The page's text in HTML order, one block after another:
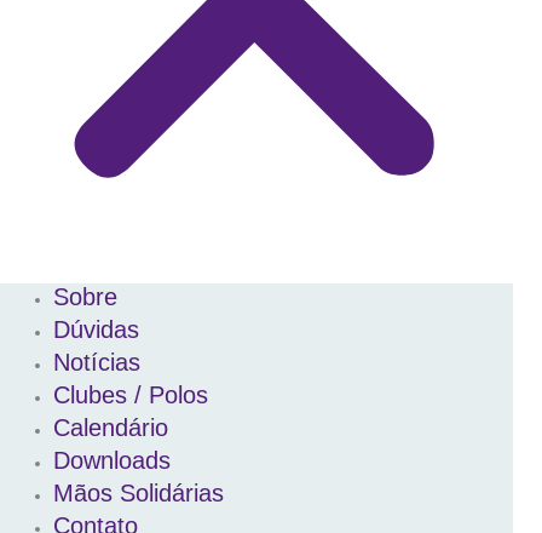
Sobre
Dúvidas
Notícias
Clubes / Polos
Calendário
Downloads
Mãos Solidárias
Contato